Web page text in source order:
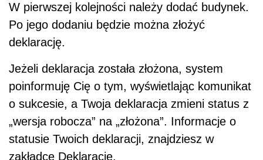
W pierwszej kolejności należy dodać budynek.
Po jego dodaniu będzie można złożyć
deklarację.
Jeżeli deklaracja została złożona, system
poinformuję Cię o tym, wyświetlając komunikat
o sukcesie, a Twoja deklaracja zmieni status z
„wersja robocza” na „złożona”. Informacje o
statusie Twoich deklaracji, znajdziesz w
zakładce Deklaracje.